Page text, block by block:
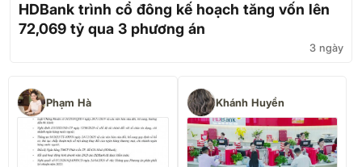
HDBank trình cổ đông kế hoạch tăng vốn lên
72,069 tỷ qua 3 phương án
3 ngày
Phạm Hà Khánh Huyền